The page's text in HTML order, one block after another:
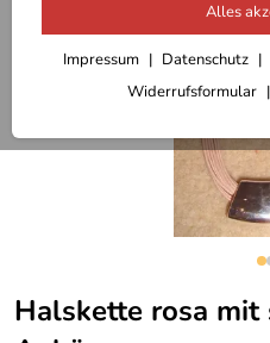
Alles
Impressum Datenschutz
Widerrufsformular
Halskette rosa mit